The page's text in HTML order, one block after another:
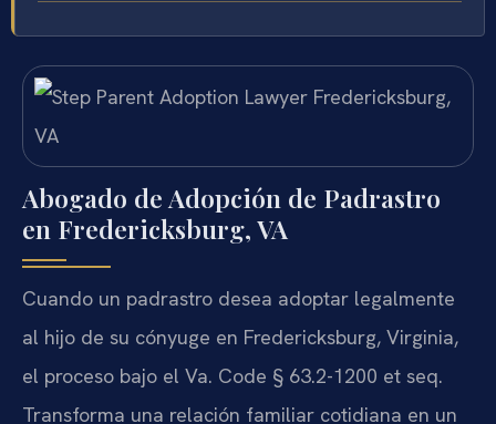
Abogado de Adopción de Padrastro
en Fredericksburg, VA
Cuando un padrastro desea adoptar legalmente
al hijo de su cónyuge en Fredericksburg, Virginia,
el proceso bajo el Va. Code § 63.2-1200 et seq.
Transforma una relación familiar cotidiana en un